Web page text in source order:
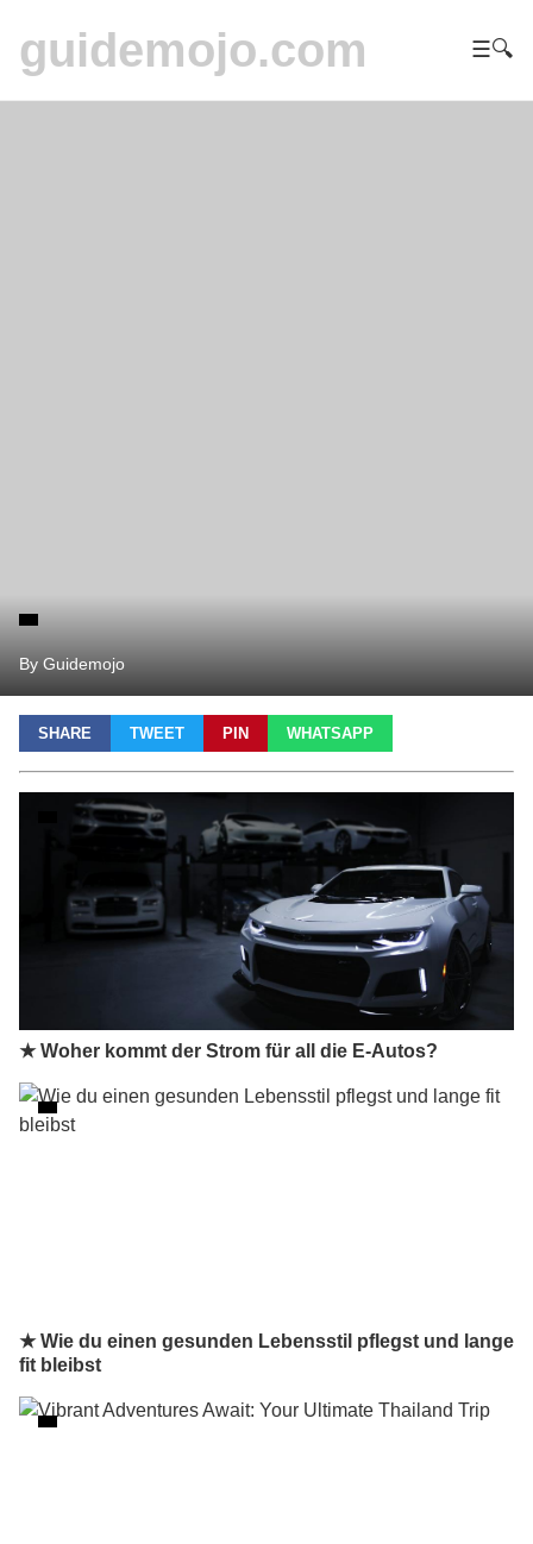
guidemojo.com ☰🔍
By Guidemojo
SHARE TWEET PIN WHATSAPP
★ Woher kommt der Strom für all die E-Autos?
★ Wie du einen gesunden Lebensstil pflegst und lange
fit bleibst